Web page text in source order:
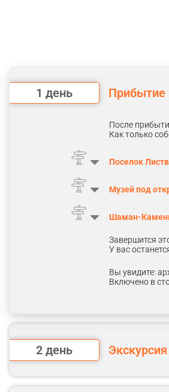
1 день Прибытие
После
Как только
Поселок
Музей под
Шаман-
Завершится
У вас
Вы увидите:
Включено в
2 день